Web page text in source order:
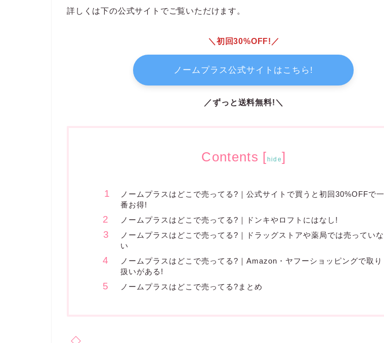
詳しくは下の公式サイトでご覧いただけます。
＼初回30%OFF!／
ノームプラス公式サイトはこちら!
／ずっと送料無料!＼
Contents [hide]
ノームプラスはどこで売ってる?｜公式サイトで買うと初回30%OFFで一
番お得!
ノームプラスはどこで売ってる?｜ドンキやロフトにはなし!
ノームプラスはどこで売ってる?｜ドラッグストアや薬局では売っていな
い
ノームプラスはどこで売ってる?｜Amazon・ヤフーショッピングで取り
扱いがある!
ノームプラスはどこで売ってる?まとめ